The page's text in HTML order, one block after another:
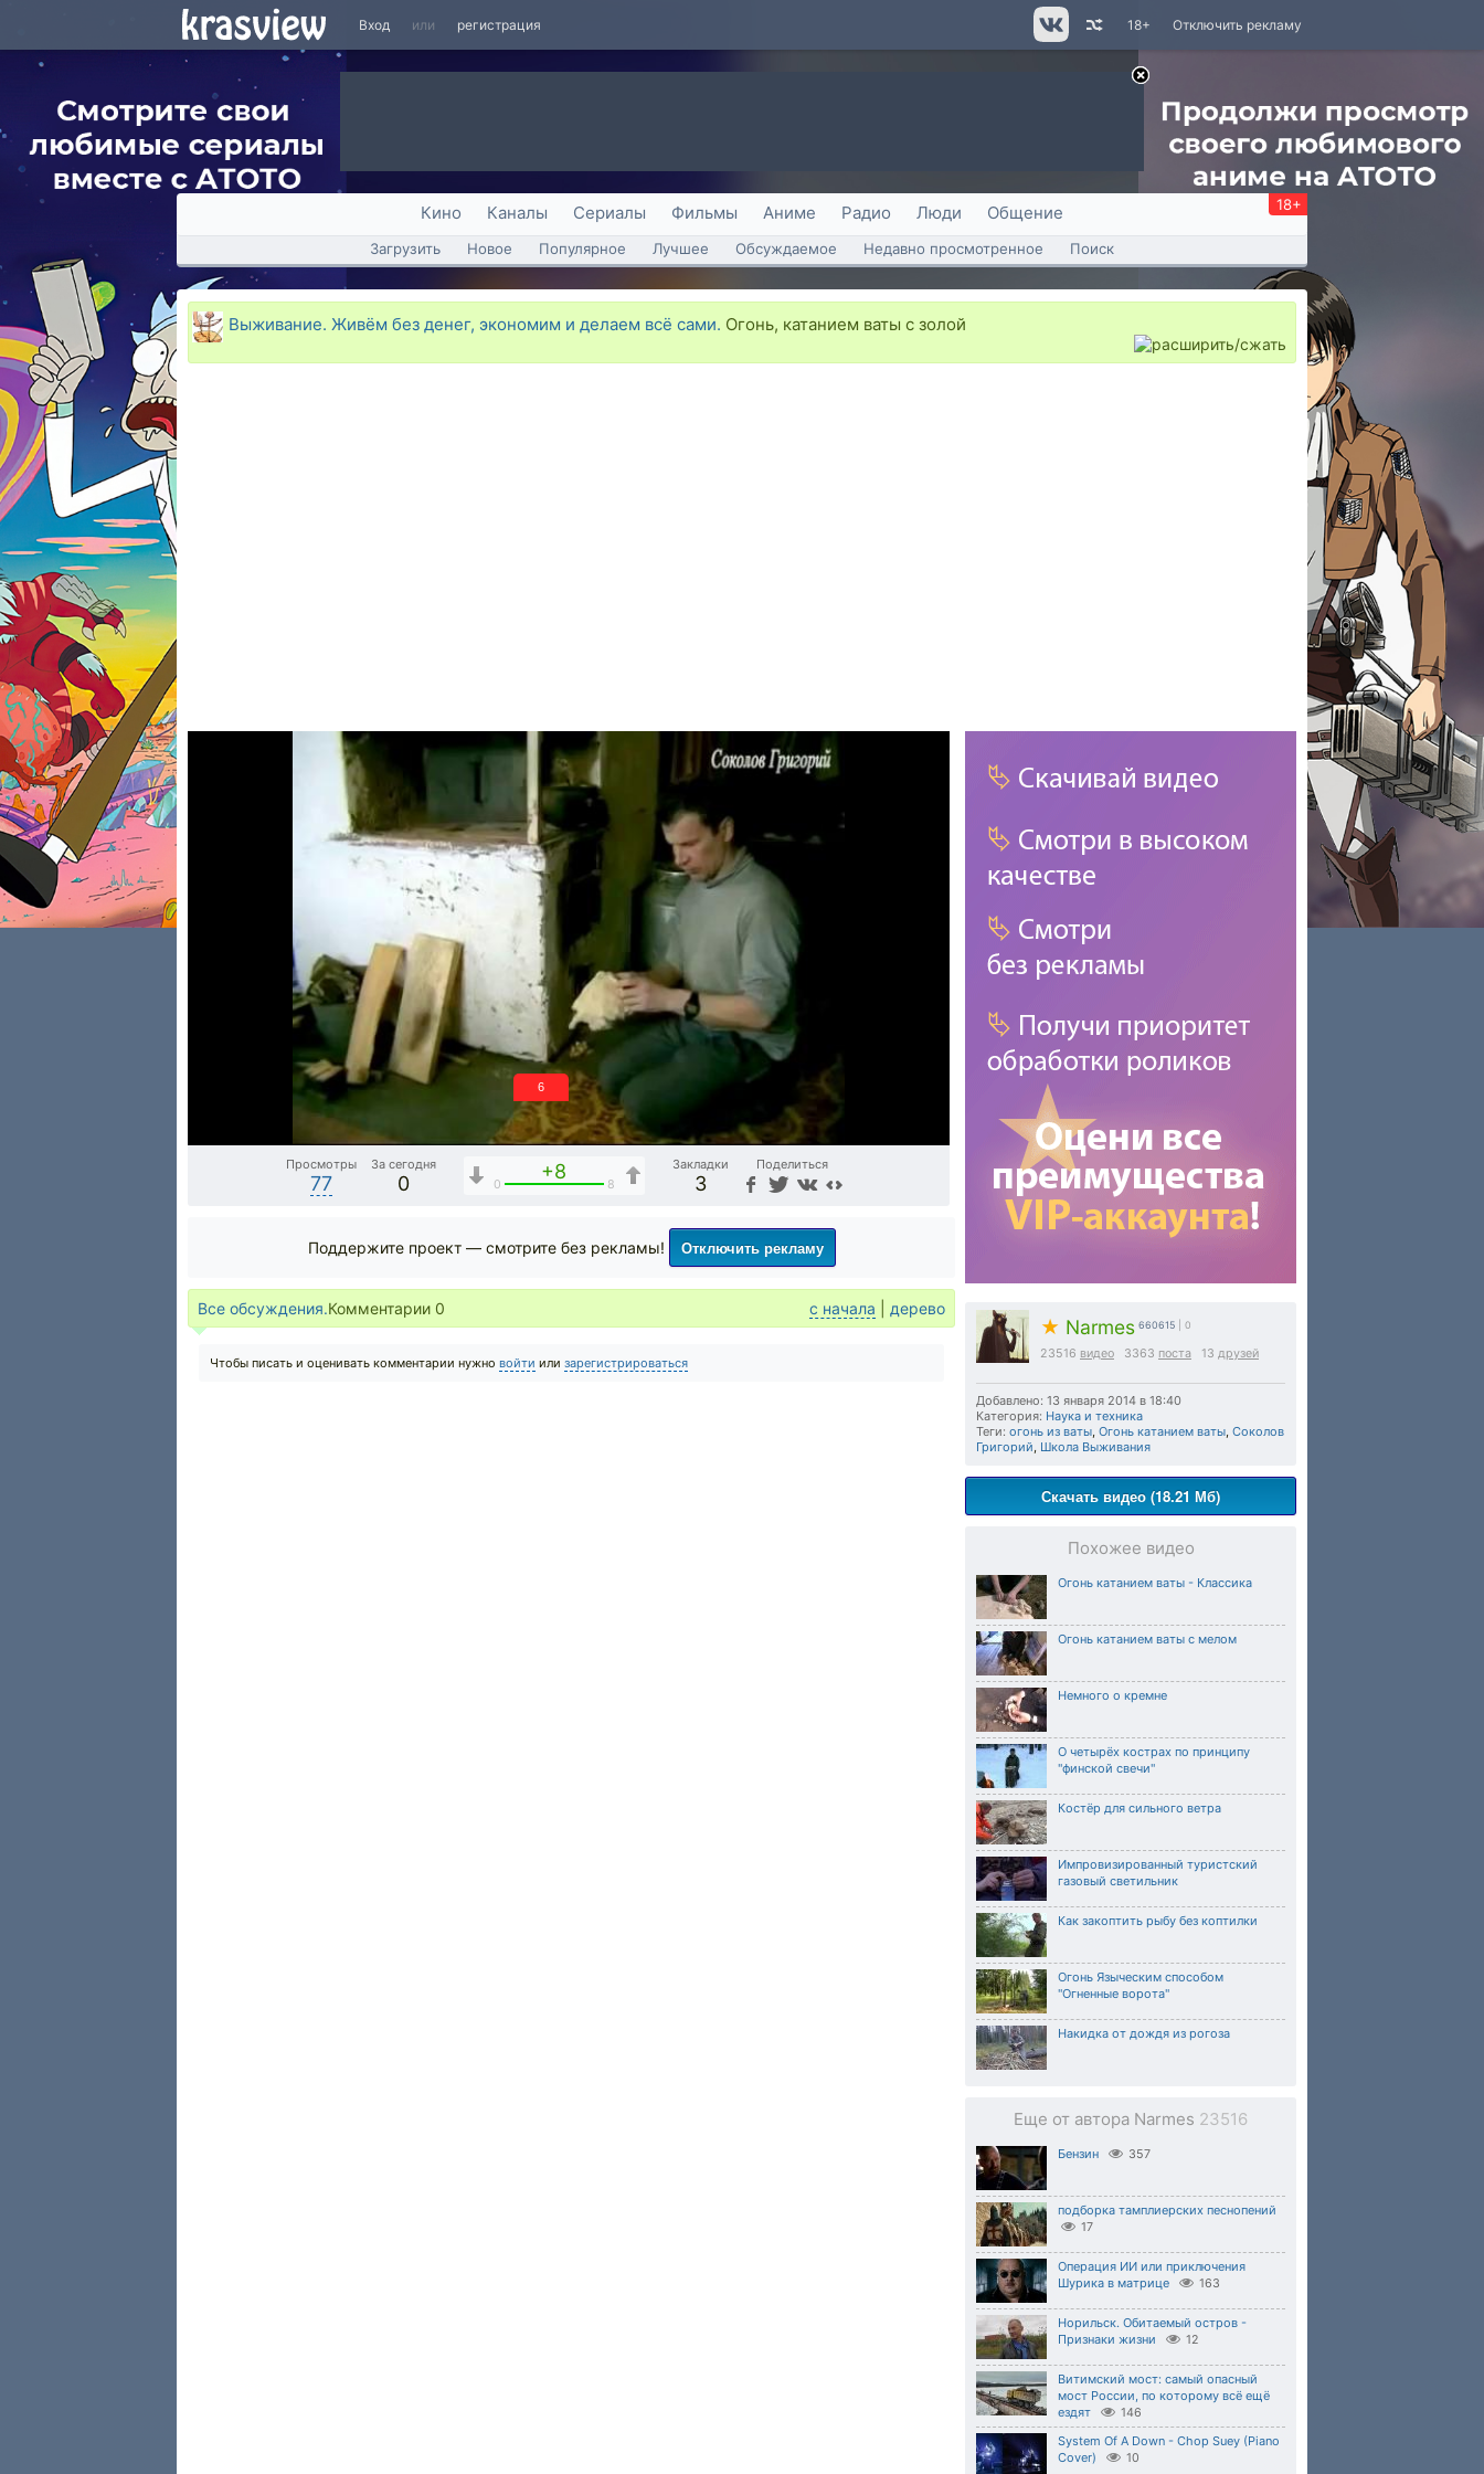
Вход или регистрация Отключить рекламу
18+
Кино Каналы Сериалы Фильмы Аниме Радио Люди Общение 18+
Загрузить Новое Популярное Лучшее Обсуждаемое Недавно просмотренное Поиск
Выживание. Живём без денег, экономим и делаем всё сами. Огонь, катанием ваты с золой
5
Просмотры
77
За сегодня
0
+8
0 8
Закладки
3
Поделиться
★ Narmes 660615 | 0
23516 видео 3363 поста 13 друзей
Добавлено: 13 января 2014 в 18:40
Категория: Наука и техника
Теги: огонь из ваты Огонь катанием ваты Соколов
Григорий Школа Выживания
Скачать видео (18.21 Мб)
Похожее видео
Огонь катанием ваты - Классика
Огонь катанием ваты с мелом
Немного о кремне
О четырёх кострах по принципу
"финской свечи"
Костёр для сильного ветра
Импровизированный туристский
газовый светильник
Как закоптить рыбу без коптилки
Огонь Языческим способом
"Огненные ворота"
Накидка от дождя из рогоза
Еще от автора Narmes 23516
Бензин 357
подборка тамплиерских песнопений
17
Операция ИИ или приключения
Шурика в матрице
163
Норильск. Обитаемый остров -
Признаки жизни
12
Витимский мост: самый опасный
мост России, по которому всё ещё
ездят
146
System Of A Down - Chop Suey (Piano
Cover)
10
Поддержите проект — смотрите без рекламы! Отключить рекламу
Все обсуждения.Комментарии 0 с начала дерево
Чтобы писать и оценивать комментарии нужно войти или зарегистрироваться